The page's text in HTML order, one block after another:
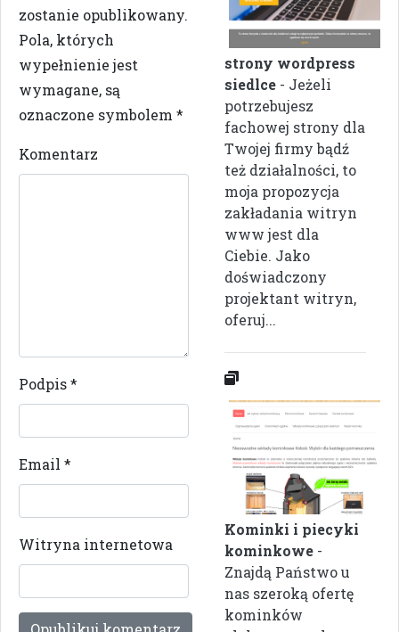
zostanie opublikowany.
Pola, których
wypełnienie jest
wymagane, są
oznaczone symbolem *
Komentarz
Podpis*
Email *
Witryna internetowa
strony wordpress
siedlce - Jeżeli
potrzebujesz
fachowej strony dla
Twojej firmy bądź
też działalności, to
moja propozycja
zakładania witryn
www jest dla
Ciebie. Jako
doświadczony
projektant witryn,
oferuj...
Kominki i piecyki
kominkowe -
Znajdą Państwo u
nas szeroką ofertę
kominków